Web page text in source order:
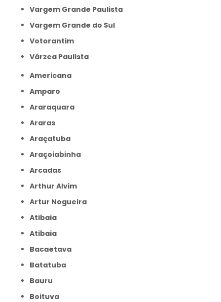
Vargem Grande Paulista
Vargem Grande do Sul
Votorantim
Várzea Paulista
Americana
Amparo
Araraquara
Araras
Araçatuba
Araçoiabinha
Arcadas
Arthur Alvim
Artur Nogueira
Atibaia
Atibaia
Bacaetava
Batatuba
Bauru
Boituva